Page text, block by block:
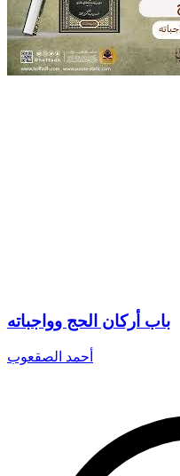
باب أركان الحج وواجباته
أحمد الصقعوب